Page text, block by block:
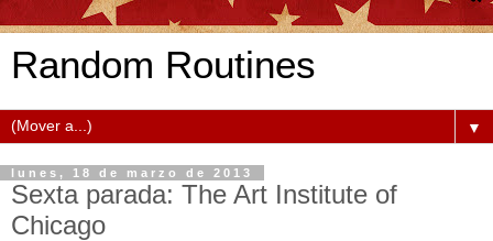
Random Routines
▼
lunes, 18 de marzo de 2013
Sexta parada: The Art Institute of
Chicago